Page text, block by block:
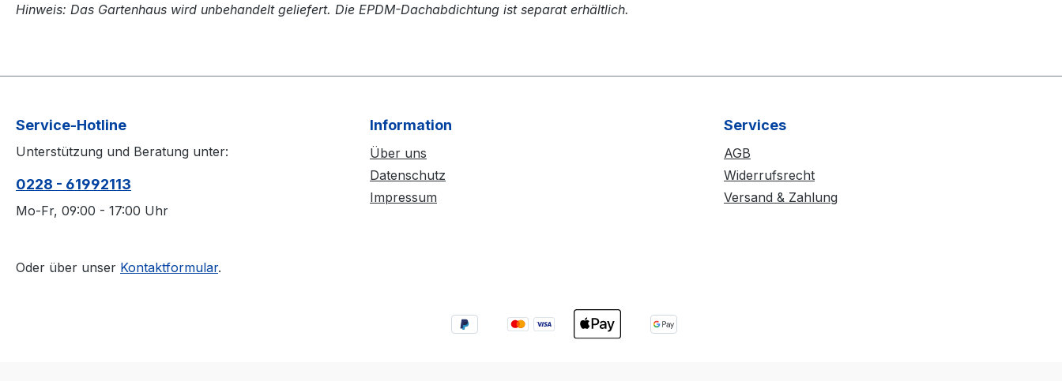
Hinweis: Das Gartenhaus wird unbehandelt geliefert. Die EPDM-Dachabdichtung ist separat erhältlich.
Service-Hotline
Unterstützung und Beratung unter:
0228 - 61992113
Mo-Fr, 09:00 - 17:00 Uhr
Oder über unser Kontaktformular.
Information
Über uns
Datenschutz
Impressum
Services
AGB
Widerrufsrecht
Versand & Zahlung